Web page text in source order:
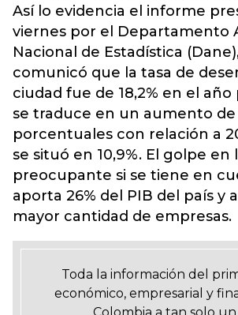
Así lo evidencia el informe
viernes por el Departamento
Nacional de Estadística
comunicó que la tasa de
ciudad fue de 18,2% en el año
se traduce en un aumento
porcentuales con relación a
se situó en 10,9%. El golpe en
preocupante si se tiene en
aporta 26% del PIB del país y
mayor cantidad de empresas.
Toda la información del
económico, empresarial y